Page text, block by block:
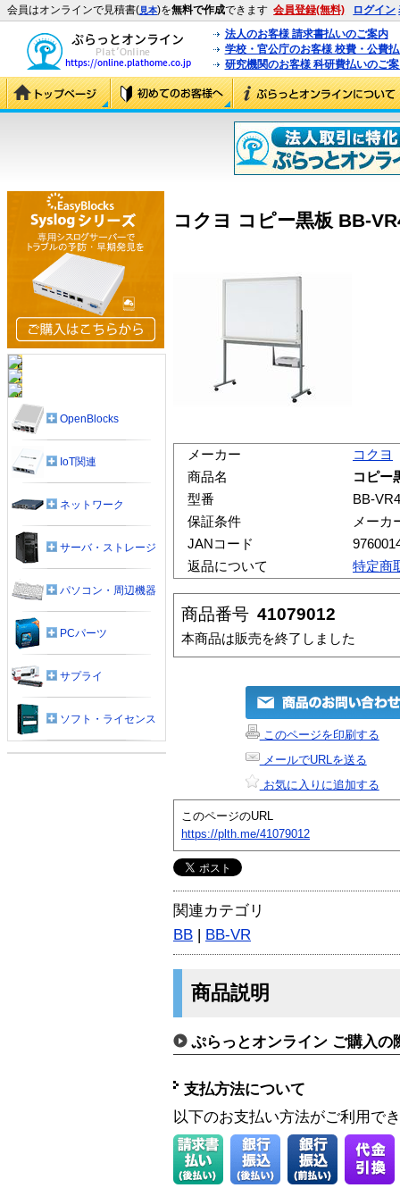
会員はオンラインで見積書(見本)を無料で作成できます 会員登録(無料) ログイン
法人のお客様 請求書払いのご案内
学校・官公庁のお客様 校費・公費
研究機関のお客様 科研費払いのご
コクヨ コピー黒板 BB-
メーカー
コクヨ
商品名
コピー
型番
BB-
保証条件
メーカ
JANコード
返品について
特定商
商品番号 41079012
本商品は販売を終了しました
このページを印刷する
メールでURLを送る
お気に入りに追加する
このページのURL
https://plth.me/41079012
関連カテゴリ
BB | BB-VR
商品説明
ぷらっとオンライン ご購入の
支払方法について
以下のお支払い方法がご利用で
OpenBlocks
IoT関連
ネットワーク
サーバ・ストレージ
パソコン・周辺機器
PCパーツ
サプライ
ソフト・ライセンス